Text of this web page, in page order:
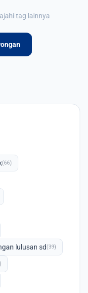
tag lainnya
(66)
lulusan sd(39)